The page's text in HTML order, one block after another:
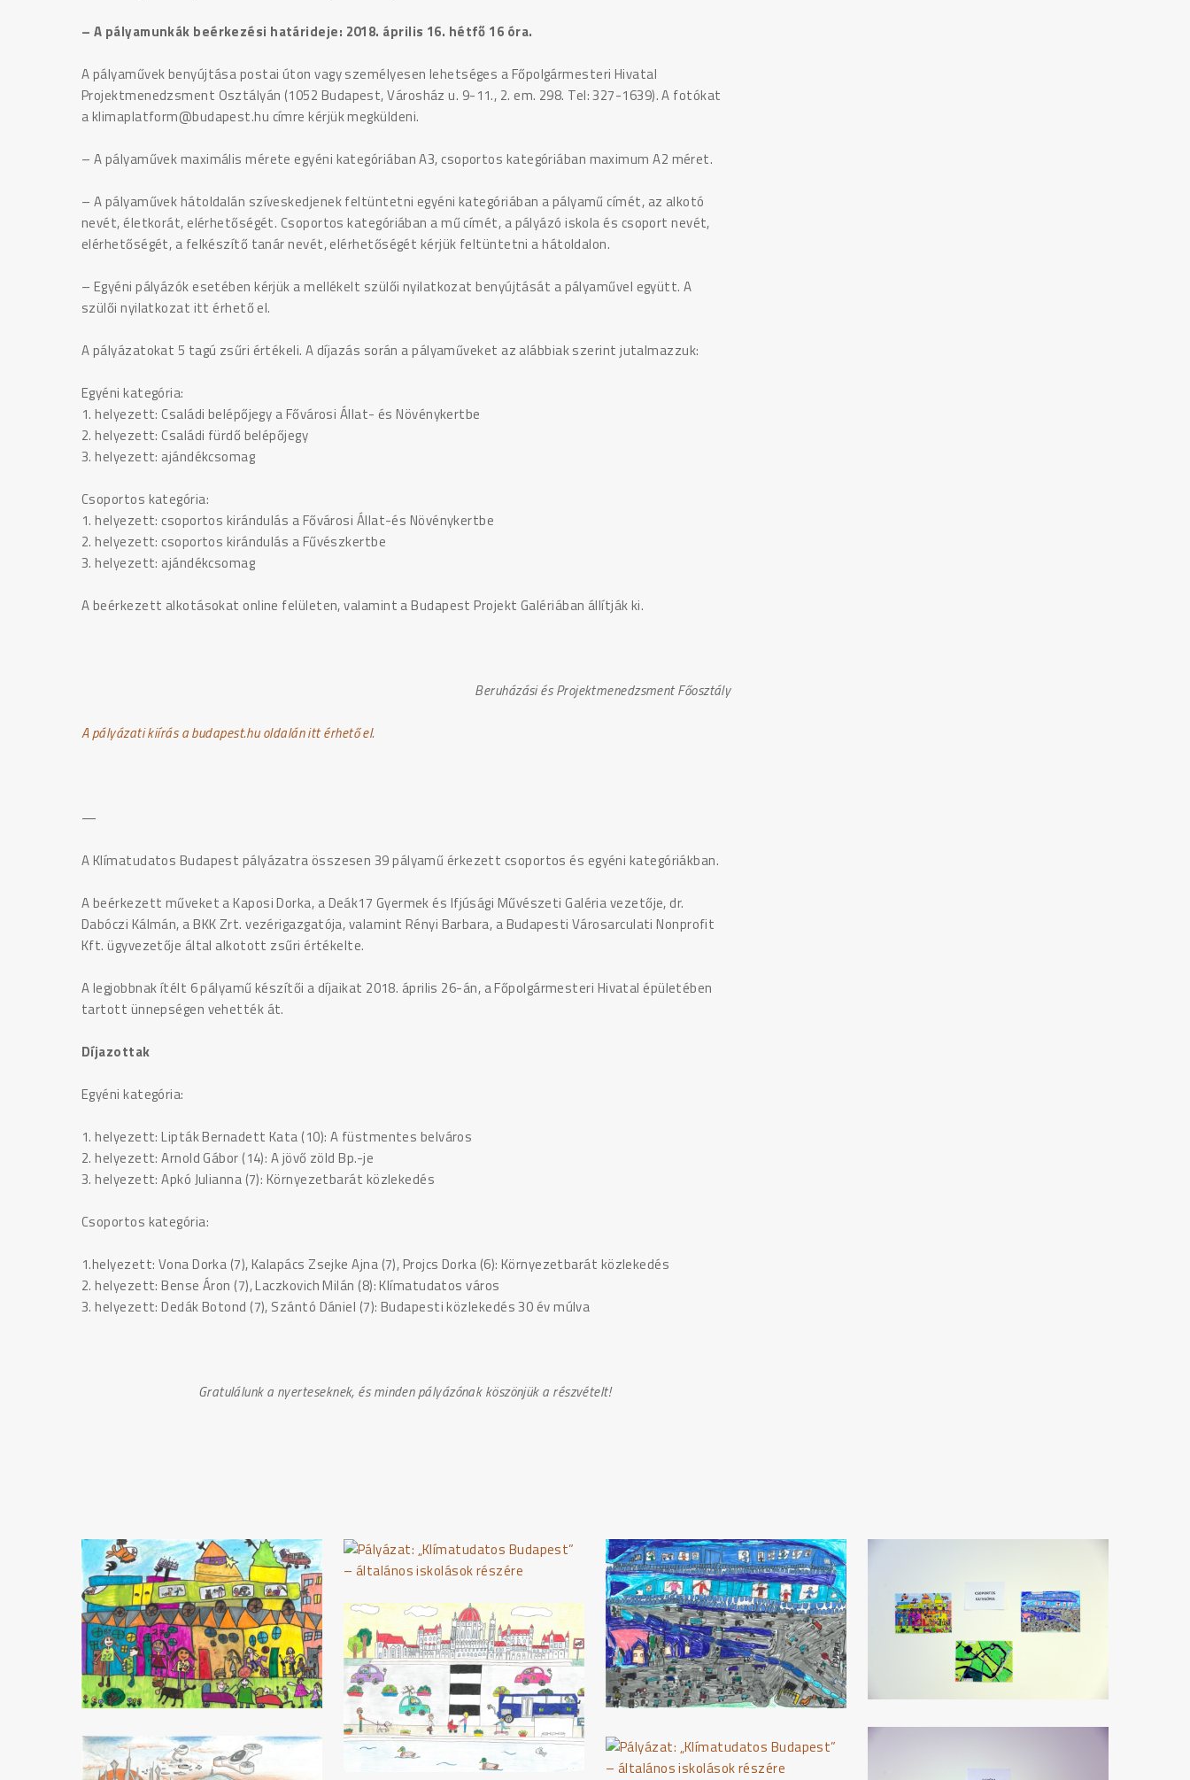
– A pályamunkák beérkezési határideje: 2018. április 16. hétfő 16 óra.
A pályaművek benyújtása postai úton vagy személyesen lehetséges a Főpolgármesteri Hivatal
Projektmenedzsment Osztályán (1052 Budapest, Városház u. 9-11., 2. em. 298. Tel: 327-1639). A fotókat
a klimaplatform@budapest.hu címre kérjük megküldeni.
– A pályaművek maximális mérete egyéni kategóriában A3, csoportos kategóriában maximum A2 méret.
– A pályaművek hátoldalán szíveskedjenek feltüntetni egyéni kategóriában a pályamű címét, az alkotó
nevét, életkorát, elérhetőségét. Csoportos kategóriában a mű címét, a pályázó iskola és csoport nevét,
elérhetőségét, a felkészítő tanár nevét, elérhetőségét kérjük feltüntetni a hátoldalon.
– Egyéni pályázók esetében kérjük a mellékelt szülői nyilatkozat benyújtását a pályaművel együtt. A
szülői nyilatkozat itt érhető el.
A pályázatokat 5 tagú zsűri értékeli. A díjazás során a pályaműveket az alábbiak szerint jutalmazzuk:
Egyéni kategória:
1. helyezett: Családi belépőjegy a Fővárosi Állat- és Növénykertbe
2. helyezett: Családi fürdő belépőjegy
3. helyezett: ajándékcsomag
Csoportos kategória:
1. helyezett: csoportos kirándulás a Fővárosi Állat-és Növénykertbe
2. helyezett: csoportos kirándulás a Fűvészkertbe
3. helyezett: ajándékcsomag
A beérkezett alkotásokat online felületen, valamint a Budapest Projekt Galériában állítják ki.
Beruházási és Projektmenedzsment Főosztály
A pályázati kiírás a budapest.hu oldalán itt érhető el.
—
A Klímatudatos Budapest pályázatra összesen 39 pályamű érkezett csoportos és egyéni kategóriákban.
A beérkezett műveket a Kaposi Dorka, a Deák17 Gyermek és Ifjúsági Művészeti Galéria vezetője, dr.
Dabóczi Kálmán, a BKK Zrt. vezérigazgatója, valamint Rényi Barbara, a Budapesti Városarculati Nonprofit
Kft. ügyvezetője által alkotott zsűri értékelte.
A legjobbnak ítélt 6 pályamű készítői a díjaikat 2018. április 26-án, a Főpolgármesteri Hivatal épületében
tartott ünnepségen vehették át.
Díjazottak
Egyéni kategória:
1. helyezett: Lipták Bernadett Kata (10): A füstmentes belváros
2. helyezett: Arnold Gábor (14): A jövő zöld Bp.-je
3. helyezett: Apkó Julianna (7): Környezetbarát közlekedés
Csoportos kategória:
1.helyezett: Vona Dorka (7), Kalapács Zsejke Ajna (7), Projcs Dorka (6): Környezetbarát közlekedés
2. helyezett: Bense Áron (7), Laczkovich Milán (8): Klímatudatos város
3. helyezett: Dedák Botond (7), Szántó Dániel (7): Budapesti közlekedés 30 év múlva
Gratulálunk a nyerteseknek, és minden pályázónak köszönjük a részvételt!